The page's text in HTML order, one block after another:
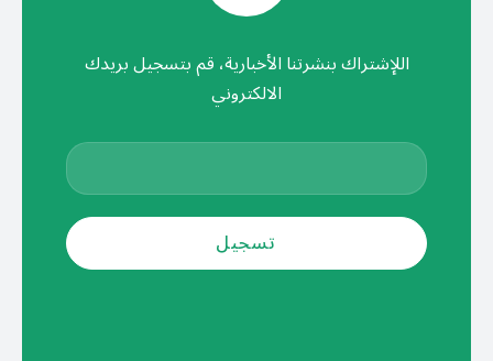
اللإشتراك بنشرتنا الأخبارية، قم بتسجيل بريدك
الالكتروني